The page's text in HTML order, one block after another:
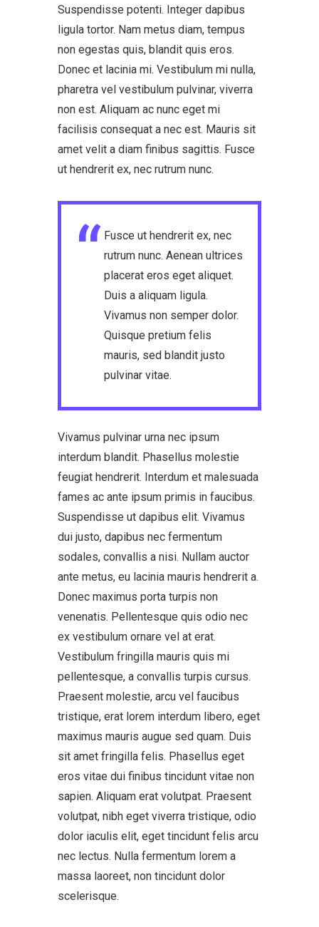
Suspendisse potenti. Integer dapibus
ligula tortor. Nam metus diam, tempus
non egestas quis, blandit quis eros.
Donec et lacinia mi. Vestibulum mi nulla,
pharetra vel vestibulum pulvinar, viverra
non est. Aliquam ac nunc eget mi
facilisis consequat a nec est. Mauris sit
amet velit a diam finibus sagittis. Fusce
ut hendrerit ex, nec rutrum nunc.
Fusce ut hendrerit ex, nec
rutrum nunc. Aenean ultrices
placerat eros eget aliquet.
Duis a aliquam ligula.
Vivamus non semper dolor.
Quisque pretium felis
mauris, sed blandit justo
pulvinar vitae.
Vivamus pulvinar urna nec ipsum
interdum blandit. Phasellus molestie
feugiat hendrerit. Interdum et malesuada
fames ac ante ipsum primis in faucibus.
Suspendisse ut dapibus elit. Vivamus
dui justo, dapibus nec fermentum
sodales, convallis a nisi. Nullam auctor
ante metus, eu lacinia mauris hendrerit a.
Donec maximus porta turpis non
venenatis. Pellentesque quis odio nec
ex vestibulum ornare vel at erat.
Vestibulum fringilla mauris quis mi
pellentesque, a convallis turpis cursus.
Praesent molestie, arcu vel faucibus
tristique, erat lorem interdum libero, eget
maximus mauris augue sed quam. Duis
sit amet fringilla felis. Phasellus eget
eros vitae dui finibus tincidunt vitae non
sapien. Aliquam erat volutpat. Praesent
volutpat, nibh eget viverra tristique, odio
dolor iaculis elit, eget tincidunt felis arcu
nec lectus. Nulla fermentum lorem a
massa laoreet, non tincidunt dolor
scelerisque.